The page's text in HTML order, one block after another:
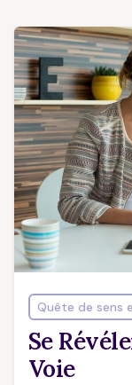
Quête de sens
Se
Voie